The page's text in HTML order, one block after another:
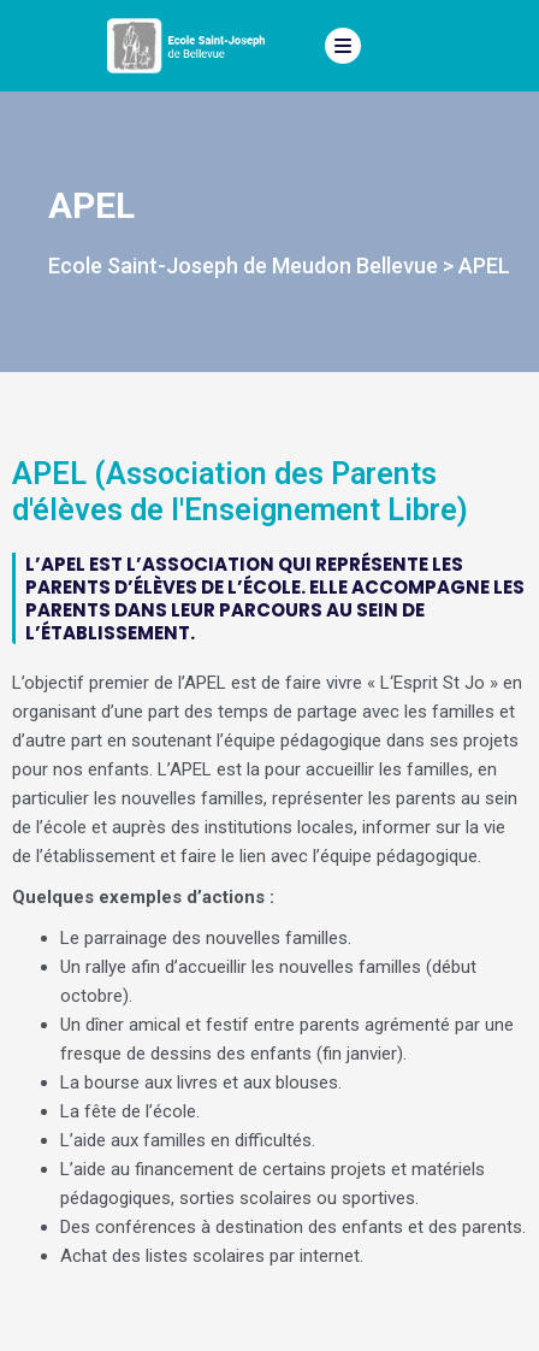
APEL
Ecole Saint-Joseph de Meudon Bellevue >APEL
APEL (Association des Parents
d'élèves de l'Enseignement Libre)
L’APEL EST L’ASSOCIATION QUI REPRÉSENTE LES
PARENTS D’ÉLÈVES DE L’ÉCOLE. ELLE ACCOMPAGNE LES
PARENTS DANS LEUR PARCOURS AU SEIN DE
L’ÉTABLISSEMENT.
L’objectif premier de l’APEL est de faire vivre « L‘Esprit St Jo » en
organisant d’une part des temps de partage avec les familles et
d’autre part en soutenant l’équipe pédagogique dans ses projets
pour nos enfants. L’APEL est la pour accueillir les familles, en
particulier les nouvelles familles, représenter les parents au sein
de l’école et auprès des institutions locales, informer sur la vie
de l’établissement et faire le lien avec l’équipe pédagogique.
Quelques exemples d’actions :
Le parrainage des nouvelles familles.
Un rallye afin d’accueillir les nouvelles familles (début
octobre).
Un dîner amical et festif entre parents agrémenté par une
fresque de dessins des enfants (fin janvier).
La bourse aux livres et aux blouses.
La fête de l’école.
L’aide aux familles en difficultés.
L’aide au financement de certains projets et matériels
pédagogiques, sorties scolaires ou sportives.
Des conférences à destination des enfants et des parents.
Achat des listes scolaires par internet.